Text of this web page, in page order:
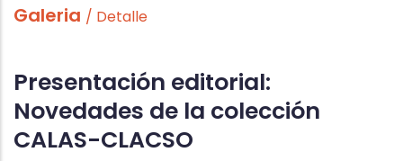
Menu
Galeria / Detalle
Presentación editorial:
Novedades de la colección
CALAS-CLACSO